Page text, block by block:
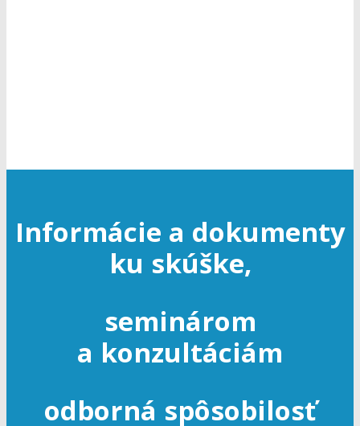
Informácie a dokumenty
ku skúške,
seminárom
a konzultáciám
odborná spôsobilosť